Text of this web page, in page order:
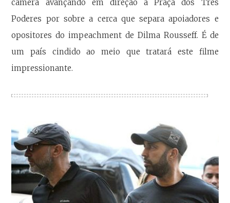
câmera avançando em direção à Praça dos Três
Poderes por sobre a cerca que separa apoiadores e
opositores do impeachment de Dilma Rousseff. É de
um país cindido ao meio que tratará este filme
impressionante.